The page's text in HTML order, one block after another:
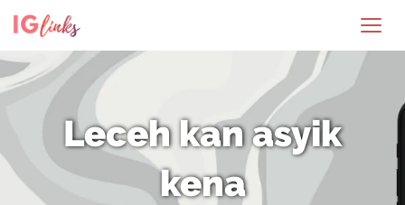
Leceh kan asyik
kena